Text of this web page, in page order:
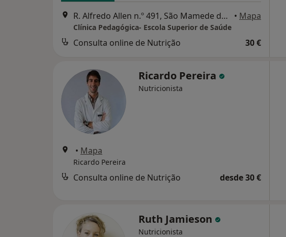
R. Alfredo Allen n.º 491, São Mamede de Infesta • Mapa
Clínica Pedagógica- Escola Superior de Saúde
Consulta online de Nutrição 30 €
Ricardo Pereira
Nutricionista
• Mapa
Ricardo Pereira
Consulta online de Nutrição desde 30 €
Ruth Jamieson
Nutricionista